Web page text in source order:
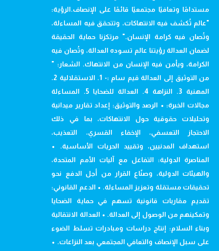
مستدامًا وتعافيًا مجتمعيًا قائمًا على الإنصاف.الرؤية:
"عالم تُكشف فيه الانتهاكات، وتتحقق فيه المساءلة،
وتُصان فيه كرامة الإنسان." مرتكزنا حماية الحقيقة
لضمان العدالة رؤيتنا عالم تسوده العدالة، وتُصان فيه
الكرامة، ويأمن فيه الإنسان من الانتهاك. الشعار: "
من التوثيق إلى العدالة قيم سام :- 1. الاستقلالية 2.
المهنية 3. النزاهة 4. العدالة للضحايا 5. المساءلة
مجالات الخبرة: • الرصد والتوثيق: إعداد تقارير ميدانية
وتحليلات حقوقية حول الانتهاكات، بما في ذلك
الاحتجاز التعسفي، الإخفاء القسري، التعذيب،
استهداف المدنيين، وتقييد الحريات الأساسية. •
المناصرة الدولية: التفاعل مع آليات الأمم المتحدة،
والهيئات الدولية، وصنّاع القرار من أجل الدفع نحو
تحقيقات مستقلة وتعزيز المساءلة. • الدعم القانوني:
تقديم مقاربات قانونية تسهم في حماية الضحايا
وتمكينهم من الوصول إلى العدالة. • العدالة الانتقالية
وبناء السلام: إنتاج دراسات ومبادرات تسلط الضوء
على سبل الإنصاف والتعافي المجتمعي بعد النزاعات. •